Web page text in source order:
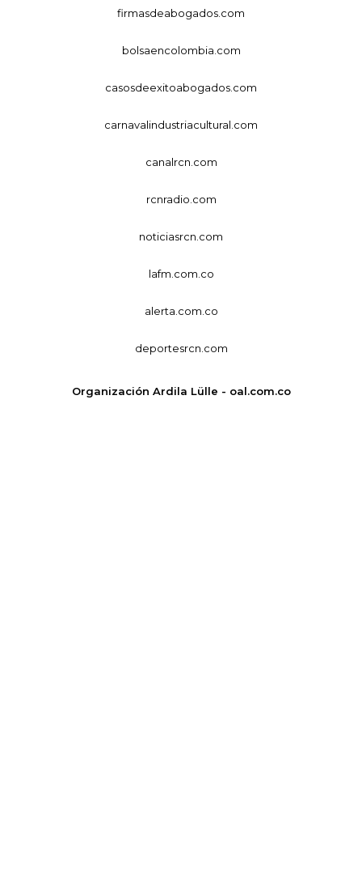
firmasdeabogados.com
bolsaencolombia.com
casosdeexitoabogados.com
carnavalindustriacultural.com
canalrcn.com
rcnradio.com
noticiasrcn.com
lafm.com.co
alerta.com.co
deportesrcn.com
Organización Ardila Lülle - oal.com.co